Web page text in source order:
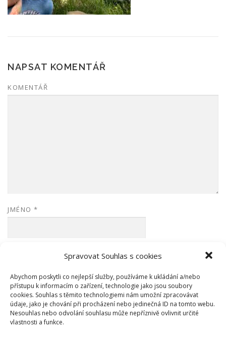
Spravovat Souhlas s cookies
Abychom poskytli co nejlepší služby, používáme k ukládání a/nebo
přístupu k informacím o zařízení, technologie jako jsou soubory
cookies. Souhlas s těmito technologiemi nám umožní zpracovávat
údaje, jako je chování při procházení nebo jedinečná ID na tomto webu.
Nesouhlas nebo odvolání souhlasu může nepříznivě ovlivnit určité
vlastnosti a funkce.
NAPSAT KOMENTÁŘ
KOMENTÁŘ
JMÉNO *
WEBOVÁ STRÁNKA